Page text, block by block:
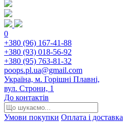
0
+380 (96) 167-41-88
+380 (93) 018-56-92
+380 (95) 763-81-32
poops.pl.ua@gmail.com
Україна, м. Горішні Плавні,
вул. Строни, 1
До контактів
Умови покупки Оплата і доставка